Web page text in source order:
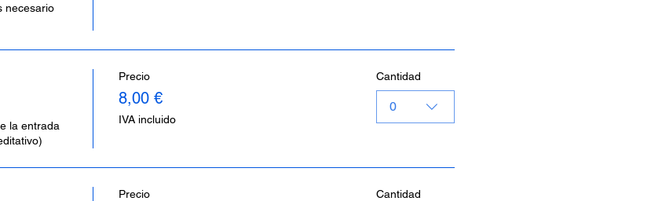
necesario
la entrada
Precio
8,00 €
IVA incluido
Cantidad
0
Precio Cantidad